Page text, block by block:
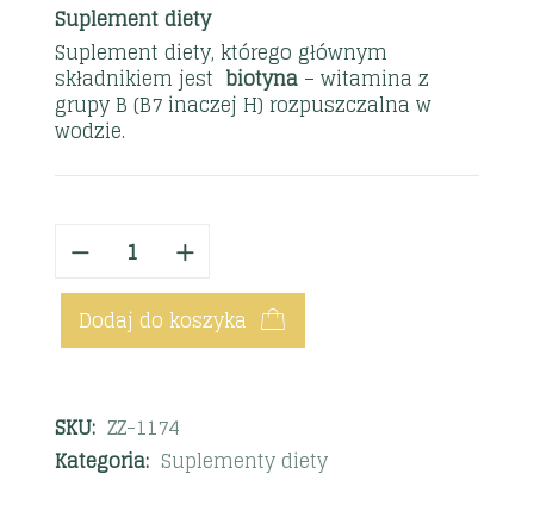
Suplement diety
Suplement diety, którego głównym
składnikiem jest biotyna – witamina z
grupy B (B7 inaczej H) rozpuszczalna w
wodzie.
Dodaj do koszyka
SKU: ZZ-1174
Kategoria: Suplementy diety